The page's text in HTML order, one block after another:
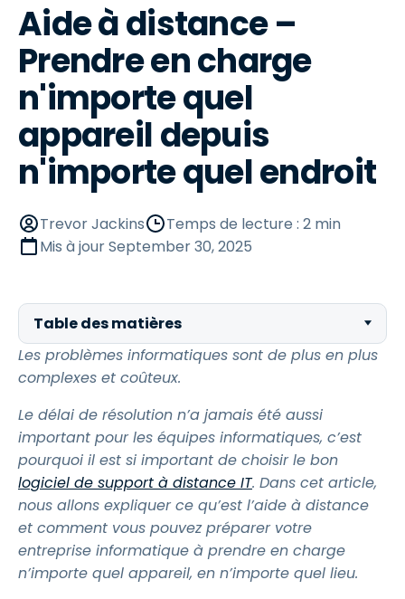
Aide à distance –
Prendre en charge
n'importe quel
appareil depuis
n'importe quel endroit
Trevor Jackins
Temps de lecture : 2 min
Mis à jourSeptember 30, 2025
Table des matières
Les problèmes informatiques sont de plus en plus
complexes et coûteux.
Le délai de résolution n’a jamais été aussi
important pour les équipes informatiques, c’est
pourquoi il est si important de choisir le bon
logiciel de support à distance IT. Dans cet article,
nous allons expliquer ce qu’est l’aide à distance
et comment vous pouvez préparer votre
entreprise informatique à prendre en charge
n’importe quel appareil, en n’importe quel lieu.